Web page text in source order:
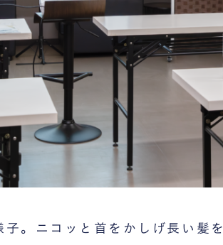
。ニコッと首をかしげ長い髪